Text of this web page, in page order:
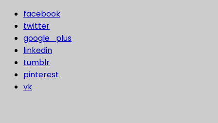
facebook
twitter
google_plus
linkedin
tumblr
pinterest
vk